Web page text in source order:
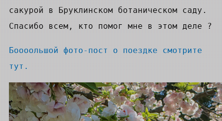
сакурой в Бруклинском ботаническом саду.
Спасибо всем, кто помог мне в этом деле ?
Боооольшой фото-пост о поездке смотрите
тут.